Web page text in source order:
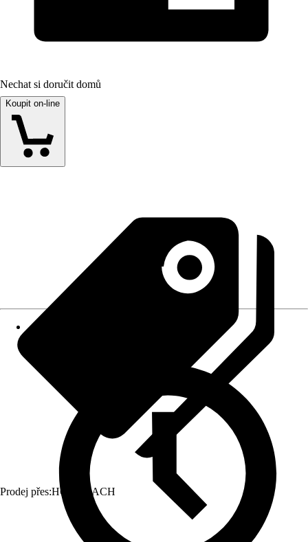
Nechat si doručit domů
Koupit on-line
Prodej přes:HORNBACH